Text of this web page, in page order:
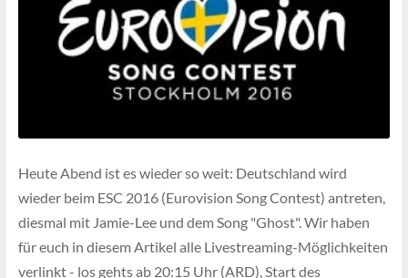
Heute Abend ist es wieder so weit: Deutschland wird
wieder beim ESC 2016 (Eurovision Song Contest) antreten,
diesmal mit Jamie-Lee und dem Song "Ghost". Wir haben
für euch in diesem Artikel alle Livestreaming-Möglichkeiten
verlinkt - los gehts ab 20:15 Uhr (ARD), Start des